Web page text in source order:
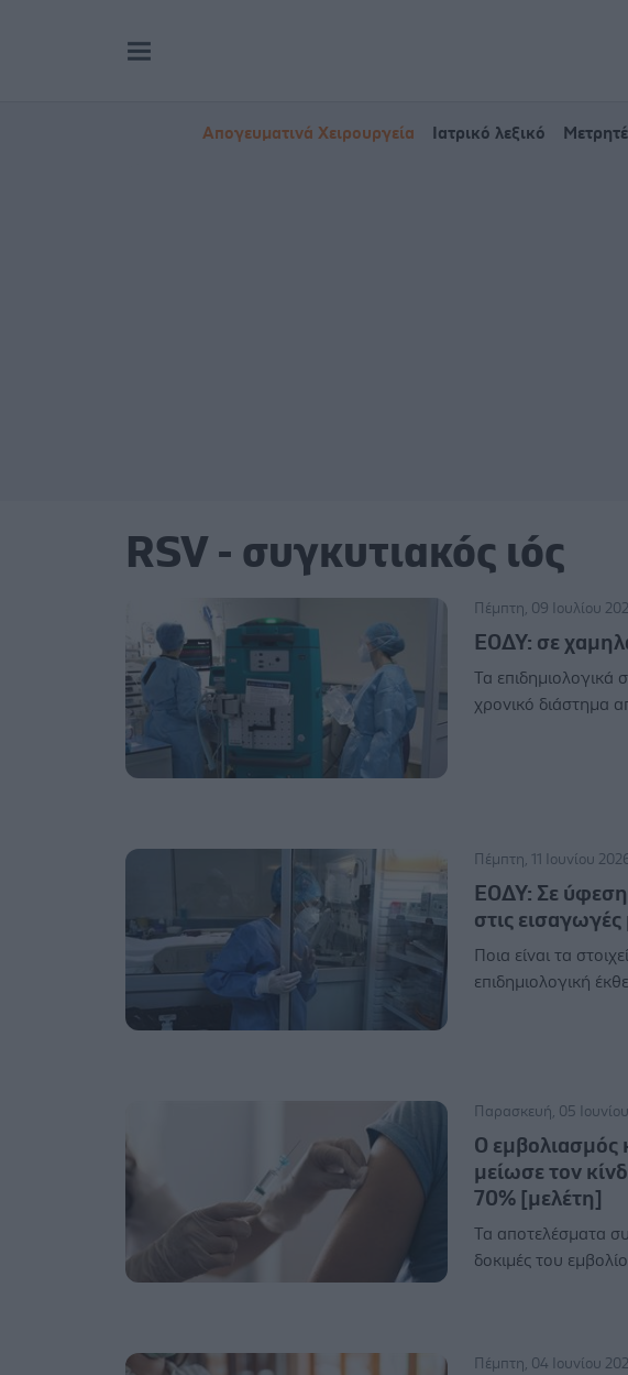
Απογευματινά Χειρουργεία Ιατρικό λεξικό
RSV - συγκυτιακός ιός
Πέμπτη, 09 Ιουλίου
ΕΟΔΥ: σε
Τα επιδημιολογικά
χρονικό διάστημα
Πέμπτη, 11 Ιουνίου
ΕΟΔΥ: Σε
στις εισαγωγές
Ποια είναι τα
επιδημιολογική
Παρασκευή, 05
Ο εμβολιασμός
μείωσε τον
70% [μελέτη]
Τα αποτελέσματα
δοκιμές του
Πέμπτη, 04 Ιουνίου